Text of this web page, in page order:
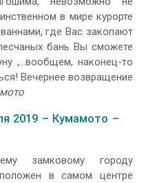
в мире курорте
где Вас закопают
бань Вы сможете
,…вообщем, наконец-то
Вечернее возвращение
2019 – Кумамото –
замковому городу
в самом центре